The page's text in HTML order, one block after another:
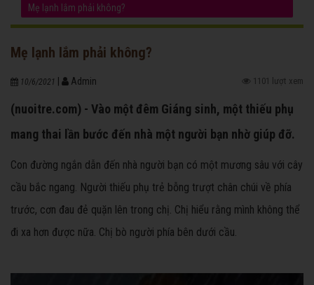
Mẹ lạnh lắm phải không?
Mẹ lạnh lắm phải không?
10/6/2021 Admin 1101 lượt xem
(nuoitre.com) - Vào một đêm Giáng sinh, một thiếu phụ
mang thai lần bước đến nhà một người bạn nhờ giúp đỡ.
Con đường ngắn dẫn đến nhà người bạn có một mương sâu với cây
cầu bắc ngang. Người thiếu phụ trẻ bỗng trượt chân chúi về phía
trước, cơn đau đẻ quặn lên trong chị. Chị hiểu rằng mình không thể
đi xa hơn được nữa. Chị bò người phía bên dưới cầu.